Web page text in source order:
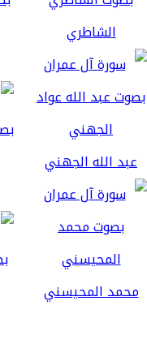
الشاطري
عبد الله الجهني
محمد المحيسني